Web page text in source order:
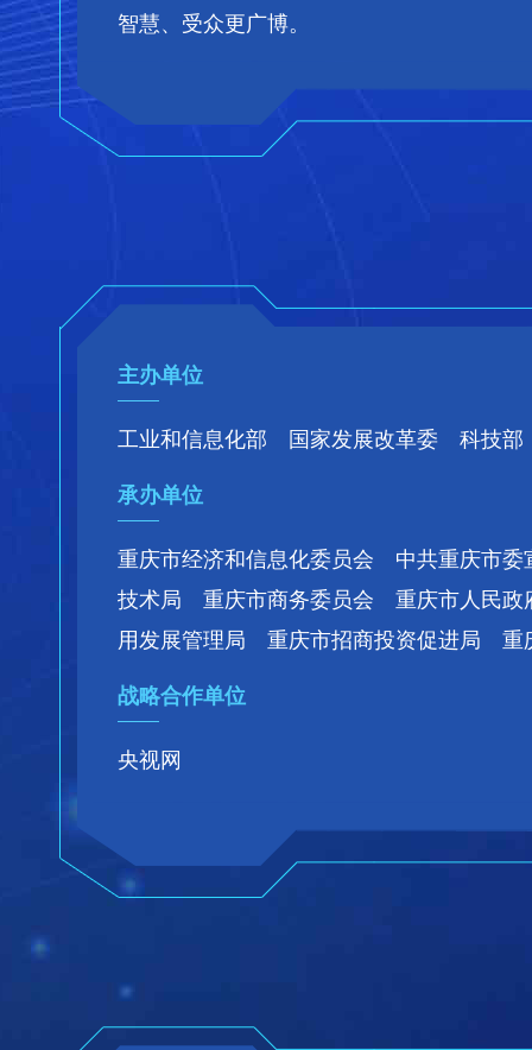
智慧、受众更广博。
主办单位
工业和信息化部 国家发展改革委 科技
承办单位
重庆市经济和信息化委员会 中共重庆市
技术局 重庆市商务委员会 重庆市人民政
用发展管理局 重庆市招商投资促进局 重
战略合作单位
央视网